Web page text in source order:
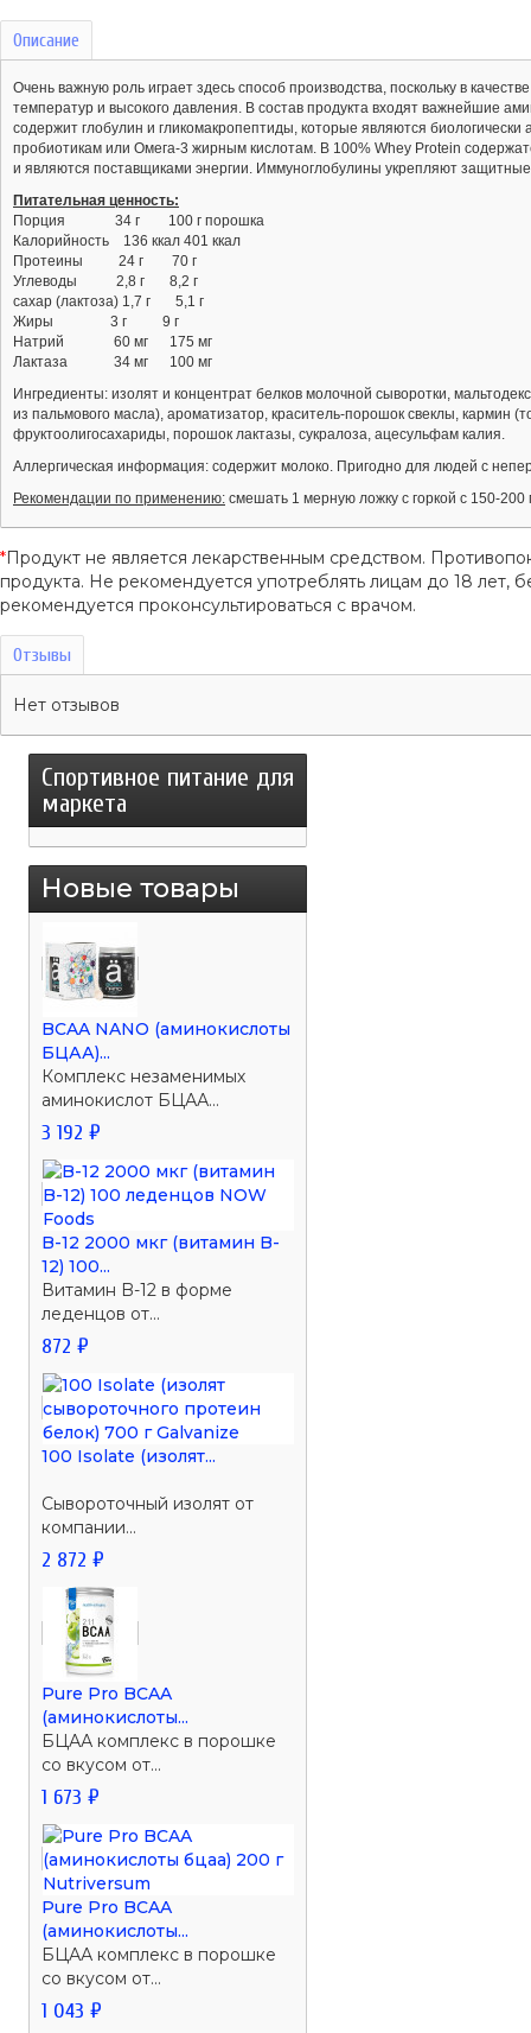
Описание
Очень важную роль играет здесь способ производства, поскольку в
температур и высокого давления. В состав продукта входят важнейшие
содержит глобулин и гликомакропептиды, которые являются
пробиотикам или Омега-3 жирным кислотам. В 100% Whey Protein
и являются поставщиками энергии. Иммуноглобулины укрепляют
Питательная ценность:
Порция 34 г 100 г порошка
Калорийность 136 ккал 401 ккал
Протеины 24 г 70 г
Углеводы 2,8 г 8,2 г
сахар (лактоза) 1,7 г 5,1 г
Жиры 3 г 9 г
Натрий 60 мг 175 мг
Лактаза 34 мг 100 мг
Ингредиенты: изолят и концентрат белков молочной сыворотки,
из пальмового масла), ароматизатор, краситель-порошок свеклы, кармин
фруктоолигосахариды, порошок лактазы, сукралоза, ацесульфам калия.
Аллергическая информация: содержит молоко. Пригодно для людей с
Рекомендации по применению: смешать 1 мерную ложку с горкой с 150-
*Продукт не является лекарственным средством.
продукта. Не рекомендуется употреблять лицам до 18
рекомендуется проконсультироваться с врачом.
Отзывы
Нет отзывов
Спортивное питание для
маркета
Новые товары
BCAA NANO (аминокислоты
БЦАА)...
Комплекс незаменимых
аминокислот БЦАА...
3 192 ₽
B-12 2000 мкг (витамин B-
12) 100...
Витамин B-12 в форме
леденцов от...
872 ₽
100 Isolate (изолят...
Сывороточный изолят от
компании...
2 872 ₽
Pure Pro BCAA
(аминокислоты...
БЦАА комплекс в порошке
со вкусом от...
1 673 ₽
Pure Pro BCAA
(аминокислоты...
БЦАА комплекс в порошке
со вкусом от...
1 043 ₽